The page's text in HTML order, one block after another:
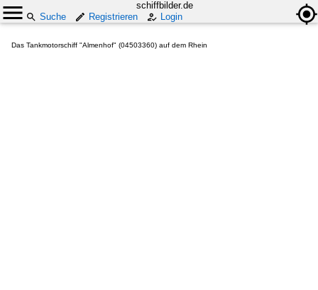
schiffbilder.de
Suche
Registrieren Login
Das Tankmotorschiff "Almenhof" (04503360) auf dem Rhein